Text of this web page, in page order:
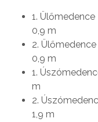
1. Ülőmedence
0,9 m
2. Ülőmedence
0,9 m
1.
m
2.
1,9 m